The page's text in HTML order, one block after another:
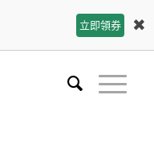
立即領券 ✖